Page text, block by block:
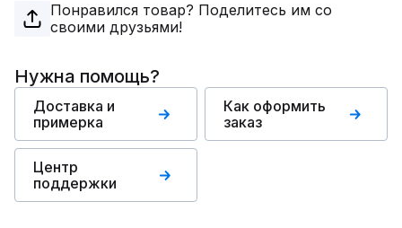
Понравился товар? Поделитесь им со
своими друзьями!
Нужна помощь?
Доставка и
примерка
Как оформить
заказ
Центр
поддержки